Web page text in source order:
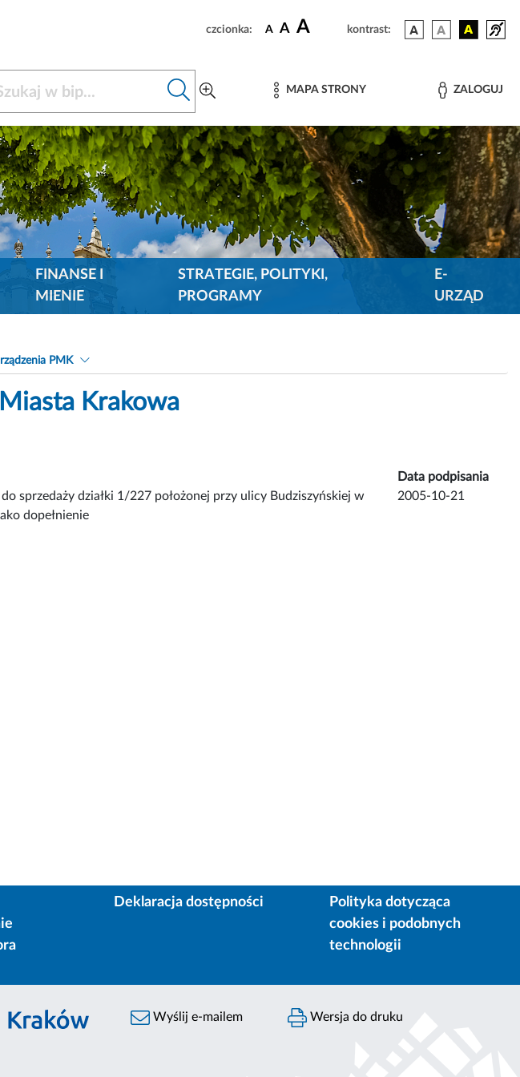
czcionka: A A A kontrast:
MAPA STRONY ZALOGUJ
FINANSE I
MIENIE
STRATEGIE, POLITYKI,
PROGRAMY
E-
URZĄD
PMK
Krakowa
Data podpisania
sprzedaży działki 1/227 położonej przy ulicy Budziszyńskiej w
dopełnienie
2005-10-21
Deklaracja dostępności
Polityka dotycząca
cookies i podobnych
technologii
Wyślij e-mailem Wersja do druku